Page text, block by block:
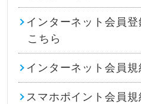
インターネット会員
こちら
インターネット会員規
スマホポイント会員規